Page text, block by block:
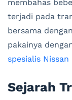
membahas
terjadi pada
bersama
pakainya
spesialis Nissan
Sejarah